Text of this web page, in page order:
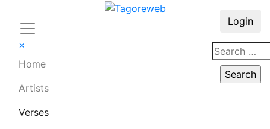
×
Home
Artists
Verses
Login